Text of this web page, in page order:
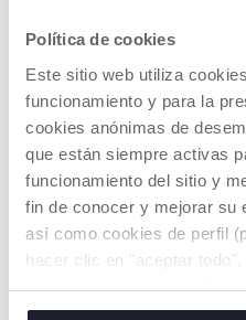
Política de cookies
Este sitio web utiliza
funcionamiento y para la
cookies anónimas de
que están siempre activas
funcionamiento del sitio y
fin de conocer y mejorar su
así como cookies de perfil
hacer clic en "aceptar
de todas las cookies. Si
o cambiar o revocar el
produzca un pequeño
culpables, mantengan la
dedo con agua y jabón,
ligeramente con un
unos minutos.No
el niño podría llevarse las
riesgo de ingerir la tirita.
SUSCRÍBETE A